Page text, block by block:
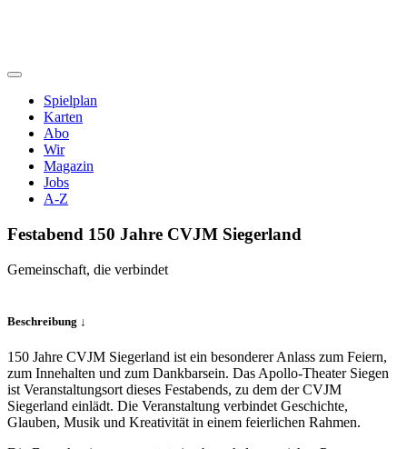
Spielplan
Karten
Abo
Wir
Magazin
Jobs
A-Z
Festabend 150 Jahre CVJM Siegerland
Gemeinschaft, die verbindet
Beschreibung ↓
150 Jahre CVJM Siegerland ist ein besonderer Anlass zum Feiern,
zum Innehalten und zum Dankbarsein. Das Apollo-Theater Siegen
ist Veranstaltungsort dieses Festabends, zu dem der CVJM
Siegerland einlädt. Die Veranstaltung verbindet Geschichte,
Glauben, Musik und Kreativität in einem feierlichen Rahmen.